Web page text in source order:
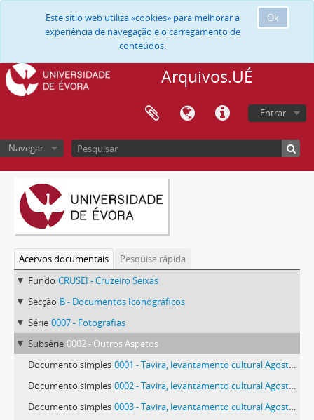
Ok
Este sítio web utiliza «cookies» para melhorar a
experiência de navegação e o carregamento de
conteúdos.
Arquivos.UÉ
Entrar
Navegar
Acervos documentais
Pesquisa rápida
Fundo CRUSEI - Cruzeiro Seixas
Secção B - Documentos Iconográficos
Série 0007 - Fotografias
Subsérie 0002 - Outros Aspetos
Documento simples 0001 - Tavira, levantamento cultural Agosto 1988
Documento simples 0002 - Tavira, levantamento cultural Agosto 1988
Documento simples 0003 - Tavira, levantamento cultural Agosto 1988